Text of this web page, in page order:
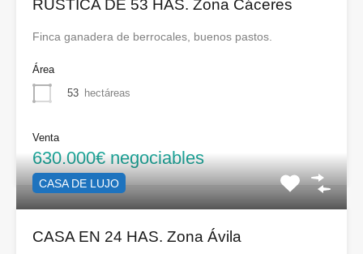
RÚSTICA DE 53 HAS. Zona Cáceres
Finca ganadera de berrocales, buenos pastos.
Área
53 hectáreas
Venta
630.000€ negociables
CASA DE LUJO
CASA EN 24 HAS. Zona Ávila